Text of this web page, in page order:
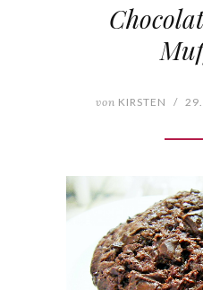
von KIRSTEN /